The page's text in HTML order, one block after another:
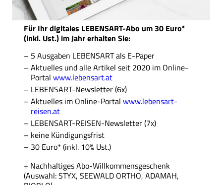
Für Ihr digitales LEBENSART-Abo um 30 Euro*
(inkl. Ust.) im Jahr erhalten Sie:
5 Ausgaben LEBENSART als E-Paper
Aktuelles und alle Artikel seit 2020 im Online-
Portal www.lebensart.at
LEBENSART-Newsletter (6x)
Aktuelles im Online-Portal www.lebensart-
reisen.at
LEBENSART-REISEN-Newsletter (7x)
keine Kündigungsfrist
30 Euro* (inkl. 10% Ust.)
+ Nachhaltiges Abo-Willkommensgeschenk
(Auswahl: STYX, SEEWALD ORTHO, ADAMAH,